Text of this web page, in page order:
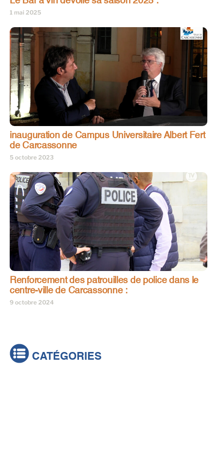
1 mai 2025
inauguration de Campus Universitaire Albert Fert
de Carcassonne
5 octobre 2023
Renforcement des patrouilles de police dans le
centre-ville de Carcassonne :
9 octobre 2024
CATÉGORIES